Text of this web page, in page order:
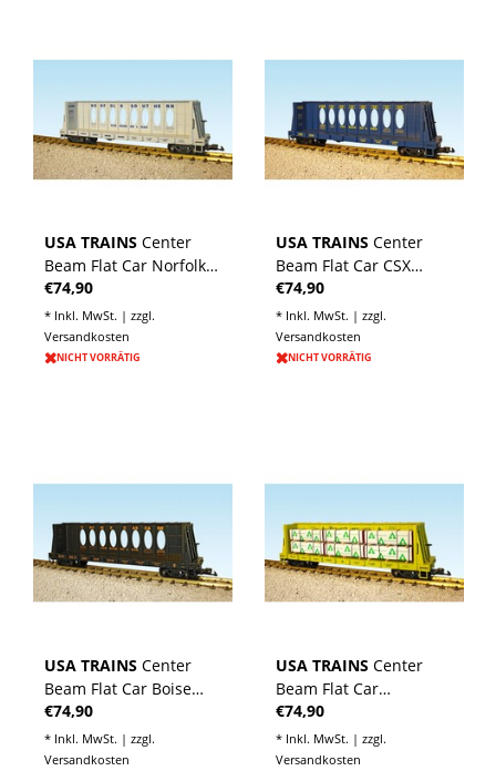
USA TRAINS Center
Beam Flat Car Norfolk
Southern (ohne
Ladung)
€74,90
* Inkl. MwSt. | zzgl.
Versandkosten
NICHT VORRÄTIG
USA TRAINS Center
Beam Flat Car CSX
(ohne Ladung)
€74,90
* Inkl. MwSt. | zzgl.
Versandkosten
NICHT VORRÄTIG
USA TRAINS Center
Beam Flat Car Boise
Cascade (ohne Ladung)
€74,90
* Inkl. MwSt. | zzgl.
Versandkosten
USA TRAINS Center
Beam Flat Car
Weyerhaeuser (ohne
Ladung)
€74,90
* Inkl. MwSt. | zzgl.
Versandkosten